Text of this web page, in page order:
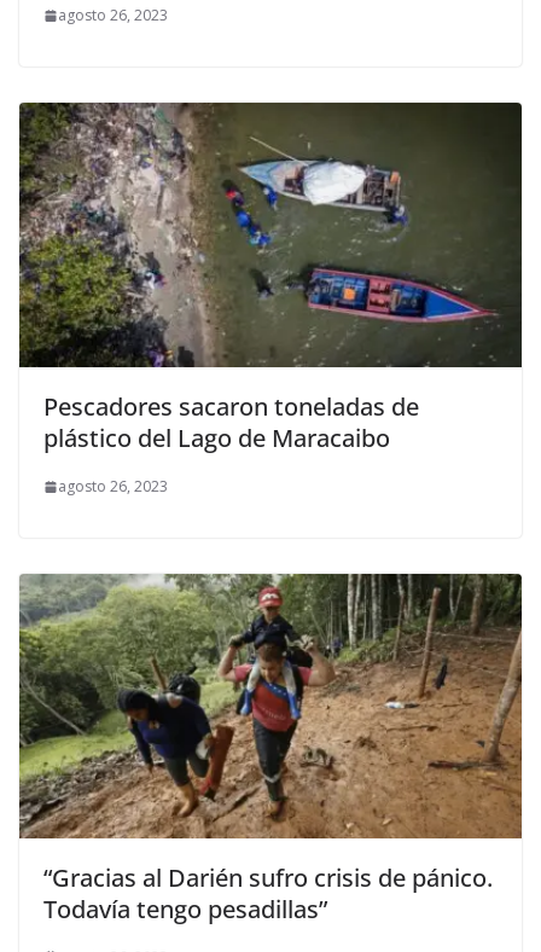
agosto 26, 2023
Pescadores sacaron toneladas de
plástico del Lago de Maracaibo
agosto 26, 2023
“Gracias al Darién sufro crisis de pánico.
Todavía tengo pesadillas”